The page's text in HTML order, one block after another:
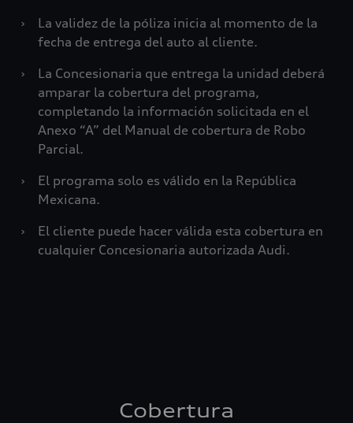
›
La validez de la póliza inicia al momento de la
fecha de entrega del auto al cliente.
›
La Concesionaria que entrega la unidad deberá
amparar la cobertura del programa,
completando la información solicitada en el
Anexo “A” del Manual de cobertura de Robo
Parcial.
›
El programa solo es válido en la República
Mexicana.
›
El cliente puede hacer válida esta cobertura en
cualquier Concesionaria autorizada Audi.
Cobertura